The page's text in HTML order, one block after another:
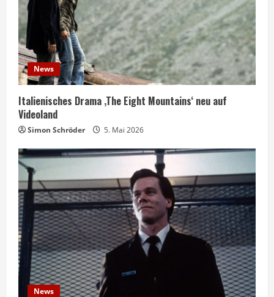
News
Italienisches Drama ‚The Eight Mountains‘ neu auf
Videoland
Simon Schröder 5. Mai 2026
News